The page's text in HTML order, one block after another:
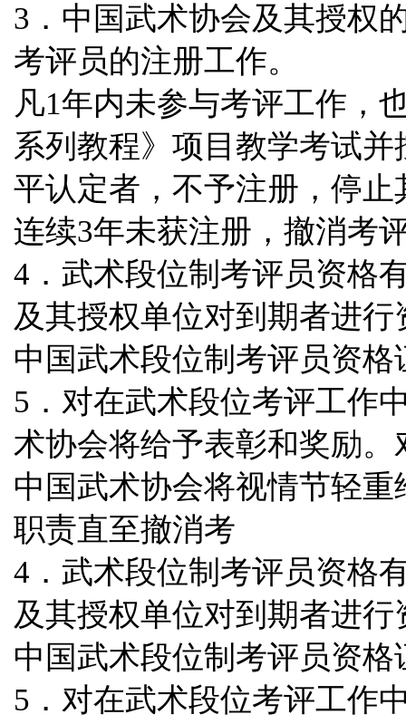
3．中国武术协会及其授权
考评员的注册工作。
凡1年内未参与考评工作，
系列教程》项目教学考试
平认定者，不予注册，停
连续3年未获注册 ，撤消考
4．武术段位制考评员资格
及其授权单位对到期者进
中国武术段位制考评员资格
5．对在武术段位考评工作
术协会将给予表彰和奖励
中国武术协会将视情节轻
职责直至撤消考
4．武术段位制考评员资格
及其授权单位对到期者进
中国武术段位制考评员资格
5．对在武术段位考评工作